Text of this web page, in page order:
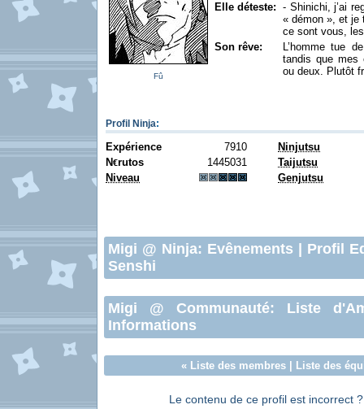
Fû
Elle déteste: - Shinichi, j’ai
« démon », et je
ce sont vous,
Son rêve:
L’homme tue
tandis que mes
ou deux. Plutôt
Profil Ninja:
Expérience 7910
Ninjutsu
N€rutos 1445031
Taijutsu
Niveau
Genjutsu
Migi @ Ninja: Evênements
Profil
Senshi
Migi @ Communauté: Liste
Informations
« Liste des membres| Liste des
Le contenu de ce profil est incorrect